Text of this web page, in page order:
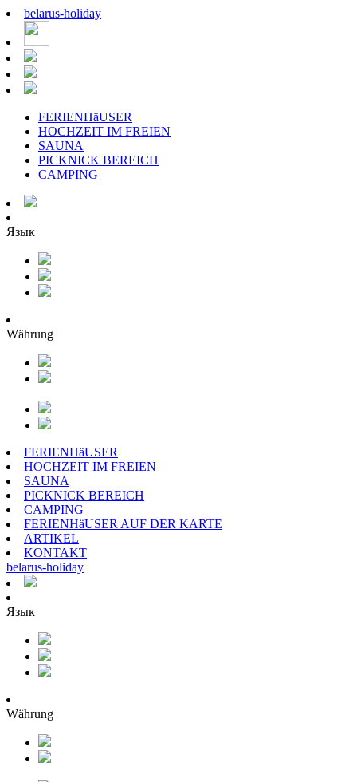
belarus-holiday
FERIENHäUSER
HOCHZEIT IM FREIEN
SAUNA
PICKNICK BEREICH
CAMPING
Язык
Währung
FERIENHäUSER
HOCHZEIT IM FREIEN
SAUNA
PICKNICK BEREICH
CAMPING
FERIENHäUSER AUF DER KARTE
ARTIKEL
KONTAKT
belarus-holiday
Язык
Währung